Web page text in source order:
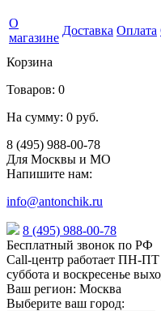
О
магазине
Доставка Оплата
Корзина
Товаров: 0
На сумму: 0 руб.
8 (495) 988-00-78
Для Москвы и МО
Напишите нам:
info@antonchik.ru
8 (495) 988-00-78
Бесплатный звонок по РФ
Call-центр работает ПН-ПТ
суббота и воскресенье
Ваш регион: Москва
Выберите ваш город: